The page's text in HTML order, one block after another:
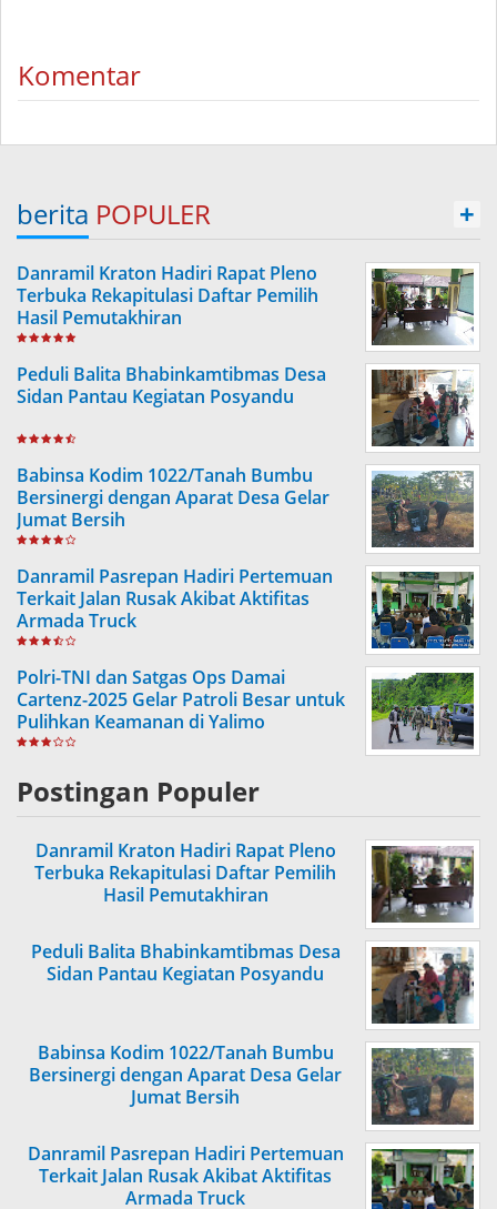
Komentar
berita POPULER +
Danramil Kraton Hadiri Rapat Pleno
Terbuka Rekapitulasi Daftar Pemilih
Hasil Pemutakhiran
Peduli Balita Bhabinkamtibmas Desa
Sidan Pantau Kegiatan Posyandu
Babinsa Kodim 1022/Tanah Bumbu
Bersinergi dengan Aparat Desa Gelar
Jumat Bersih
Danramil Pasrepan Hadiri Pertemuan
Terkait Jalan Rusak Akibat Aktifitas
Armada Truck
Polri-TNI dan Satgas Ops Damai
Cartenz-2025 Gelar Patroli Besar untuk
Pulihkan Keamanan di Yalimo
Postingan Populer
Danramil Kraton Hadiri Rapat Pleno
Terbuka Rekapitulasi Daftar Pemilih
Hasil Pemutakhiran
Peduli Balita Bhabinkamtibmas Desa
Sidan Pantau Kegiatan Posyandu
Babinsa Kodim 1022/Tanah Bumbu
Bersinergi dengan Aparat Desa Gelar
Jumat Bersih
Danramil Pasrepan Hadiri Pertemuan
Terkait Jalan Rusak Akibat Aktifitas
Armada Truck